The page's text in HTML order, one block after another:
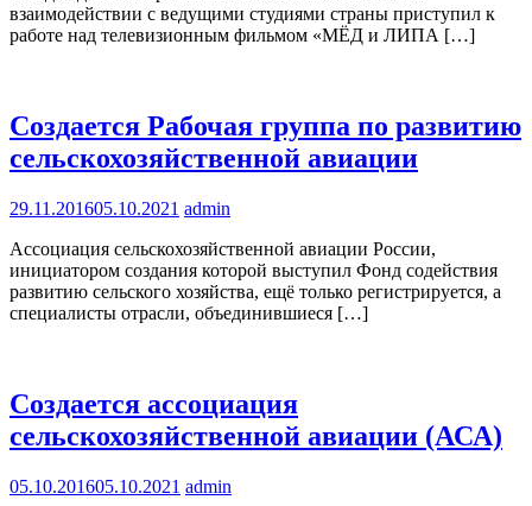
взаимодействии с ведущими студиями страны приступил к
работе над телевизионным фильмом «МЁД и ЛИПА […]
Создается Рабочая группа по развитию
сельскохозяйственной авиации
29.11.201605.10.2021 admin
Ассоциация сельскохозяйственной авиации России,
инициатором создания которой выступил Фонд содействия
развитию сельского хозяйства, ещё только регистрируется, а
специалисты отрасли, объединившиеся […]
Создается ассоциация
сельскохозяйственной авиации (АСА)
05.10.201605.10.2021 admin